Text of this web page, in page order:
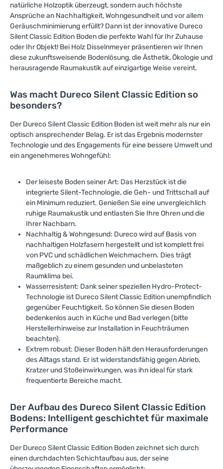
natürliche Holzoptik überzeugt, sondern auch höchste
Ansprüche an Nachhaltigkeit, Wohngesundheit und vor allem
Geräuschminimierung erfüllt? Dann ist der innovative Dureco
Silent Classic Edition Boden die perfekte Wahl für Ihr Zuhause
oder Ihr Objekt! Bei Holz Disselnmeyer präsentieren wir Ihnen
diese zukunftsweisende Bodenlösung, die Ästhetik, Ökologie und
herausragende Raumakustik auf einzigartige Weise vereint.
Was macht Dureco Silent Classic Edition so
besonders?
Der Dureco Silent Classic Edition Boden ist weit mehr als nur ein
optisch ansprechender Belag. Er ist das Ergebnis modernster
Technologie und des Engagements für eine bessere Umwelt und
ein angenehmeres Wohngefühl:
Der leiseste Boden seiner Art: Das Herzstück ist die
integrierte Silent-Technologie, die Geh- und Trittschall auf
ein Minimum reduziert. Genießen Sie eine unvergleichlich
ruhige Raumakustik und entlasten Sie Ihre Ohren und die
Ihrer Nachbarn.
Nachhaltig & Wohngesund: Dureco wird auf Basis von
nachhaltigen Holzfasern hergestellt und ist komplett frei
von PVC und schädlichen Weichmachern. Dies trägt
maßgeblich zu einem gesunden und unbelasteten
Raumklima bei.
Wasserresistent: Dank seiner speziellen Hydro-Protect-
Technologie ist Dureco Silent Classic Edition unempfindlich
gegenüber Feuchtigkeit. So können Sie diesen Boden
bedenkenlos auch in Küche und Bad verlegen (bitte
Herstellerhinweise zur Installation in Feuchträumen
beachten).
Extrem robust: Dieser Boden hält den Herausforderungen
des Alltags stand. Er ist widerstandsfähig gegen Abrieb,
Kratzer und Stoßeinwirkungen, was ihn ideal für stark
frequentierte Bereiche macht.
Der Aufbau des Dureco Silent Classic Edition
Bodens: Intelligent geschichtet für maximale
Performance
Der Dureco Silent Classic Edition Boden zeichnet sich durch
einen durchdachten Schichtaufbau aus, der seine